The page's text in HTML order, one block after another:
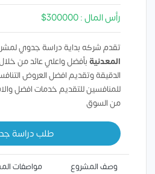
رأس المال : 300000$
تقدم شركه بداية دراسة جدوي
المعدنيةبأفضل واعلي عائد من
الدقيقة وتقديم افضل العروض
للمنافسين للتقديم خدمات افضل
من السوق
طلب دراسة
وصف المشروع
مواصفات